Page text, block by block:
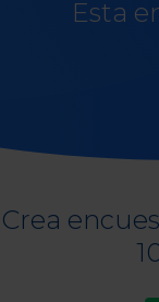
Esta
Crea